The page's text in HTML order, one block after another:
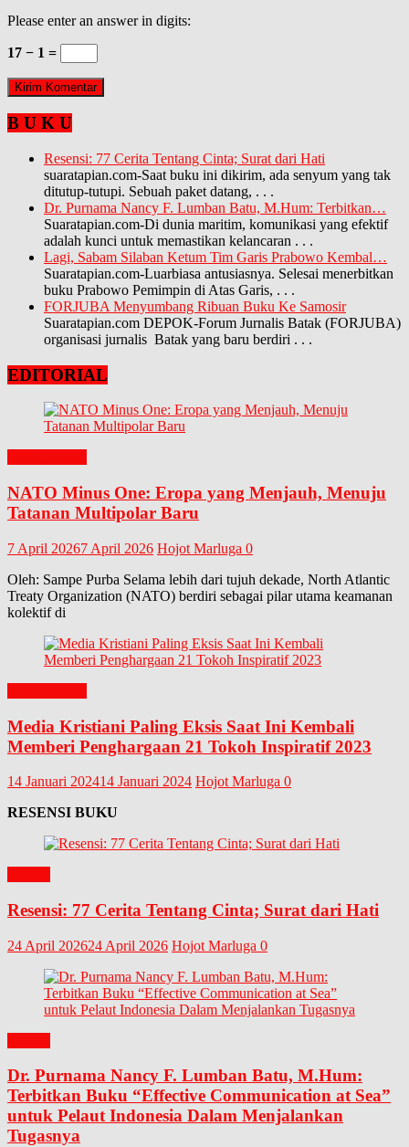
Please enter an answer in digits:
17 − 1 =
B U K U
Resensi: 77 Cerita Tentang Cinta; Surat dari Hati
suaratapian.com-Saat buku ini dikirim, ada senyum yang tak
ditutup-tutupi. Sebuah paket datang, . . .
Dr. Purnama Nancy F. Lumban Batu, M.Hum: Terbitkan…
Suaratapian.com-Di dunia maritim, komunikasi yang efektif
adalah kunci untuk memastikan kelancaran . . .
Lagi, Sabam Silaban Ketum Tim Garis Prabowo Kembal…
Suaratapian.com-Luarbiasa antusiasnya. Selesai menerbitkan
buku Prabowo Pemimpin di Atas Garis, . . .
FORJUBA Menyumbang Ribuan Buku Ke Samosir
Suaratapian.com DEPOK-Forum Jurnalis Batak (FORJUBA)
organisasi jurnalis Batak yang baru berdiri . . .
EDITORIAL
NATO Minus One: Eropa yang Menjauh, Menuju
Tatanan Multipolar Baru
7 April 20267 April 2026 Hojot Marluga 0
Oleh: Sampe Purba Selama lebih dari tujuh dekade, North Atlantic
Treaty Organization (NATO) berdiri sebagai pilar utama keamanan
kolektif di
Media Kristiani Paling Eksis Saat Ini Kembali
Memberi Penghargaan 21 Tokoh Inspiratif 2023
14 Januari 202414 Januari 2024 Hojot Marluga 0
RESENSI BUKU
Resensi: 77 Cerita Tentang Cinta; Surat dari Hati
24 April 202624 April 2026 Hojot Marluga 0
Dr. Purnama Nancy F. Lumban Batu, M.Hum:
Terbitkan Buku “Effective Communication at Sea”
untuk Pelaut Indonesia Dalam Menjalankan
Tugasnya